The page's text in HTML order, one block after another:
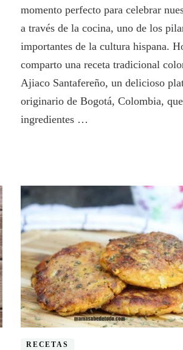
momento perfecto para celebrar
a través de la cocina, uno de los
importantes de la cultura hispana.
comparto una receta tradicional
Ajiaco Santafereño, un delicioso
originario de Bogotá, Colombia,
ingredientes …
RECETAS